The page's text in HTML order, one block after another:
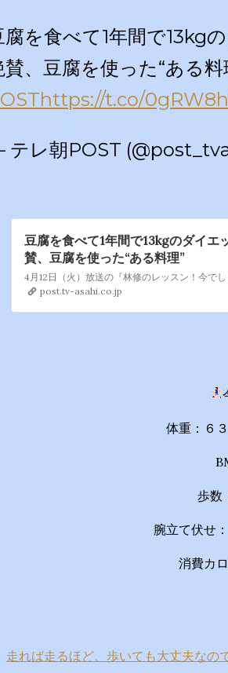
腐を食べて1年間で13kg
賛、豆腐を使った“ある料
https://t.co/
レ朝POST
豆腐を食べて1年間で13kgのダイ
賛、豆腐を使った“ある料理”
post.tv-asahi.co.jp
体重：６
歩数
腕立て伏せ
消費カ
走れば走るほど、歩いても大丈夫な